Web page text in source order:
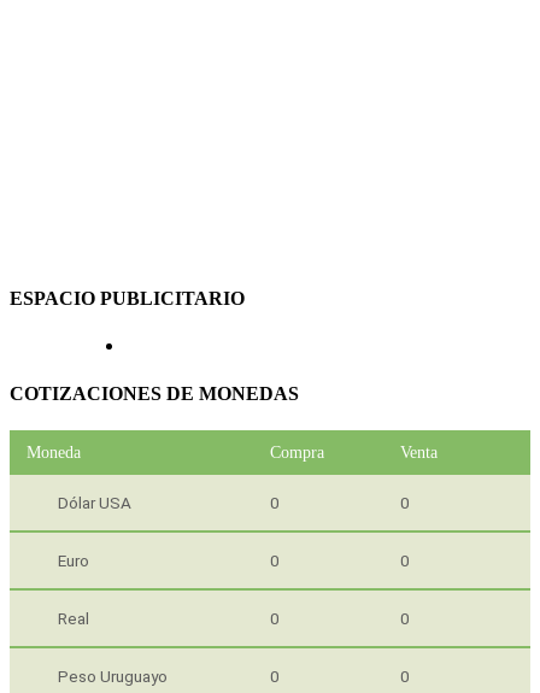
ESPACIO PUBLICITARIO
COTIZACIONES DE MONEDAS
Moneda Compra Venta
Dólar USA 0 0
Euro 0 0
Real 0 0
Peso Uruguayo 0 0